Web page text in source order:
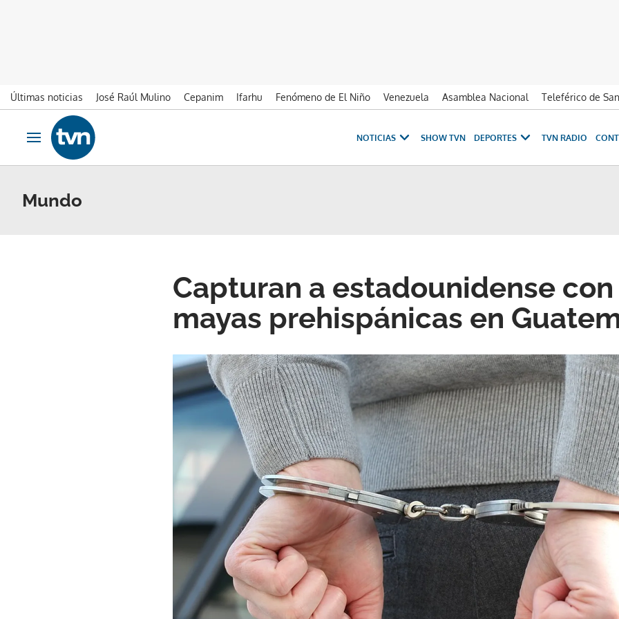
Últimas noticias José Raúl Mulino Cepanim Ifarhu Fenómeno de El Niño Venezuela Asamblea Nacional
Teleférico de
Ir al contenido
Obrir navegació
NOTICIAS SHOW TVN DEPORTES TVN RADIO
Mundo
Capturan a estadounidense
mayas prehispánicas en